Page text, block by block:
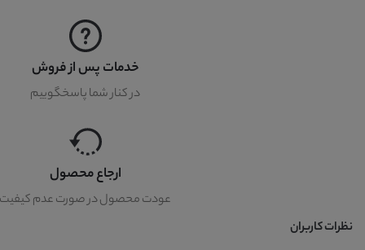
خدمات پس از فروش
در کنار شما پاسخگوییم
ارجاع محصول
عودت محصول در صورت عدم کیفیت
نظرات کاربران